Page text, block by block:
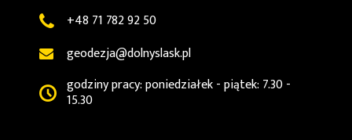
+48 71 782 92 50
geodezja@dolnyslask.pl
godziny pracy: poniedziałek - piątek: 7.30 -
15.30